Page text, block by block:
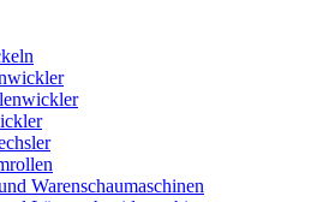
Warenschaumaschinen